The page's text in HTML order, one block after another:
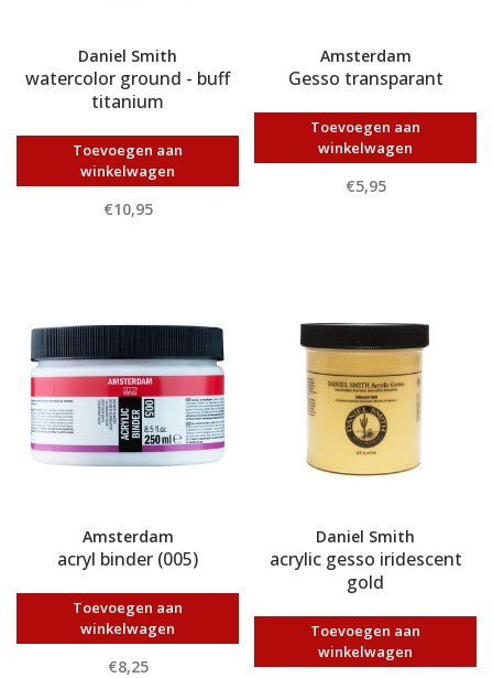
Daniel Smith
watercolor ground - buff
titanium
Toevoegen aan
winkelwagen
€10,95
Amsterdam
Gesso transparant
Toevoegen aan
winkelwagen
€5,95
Amsterdam
acryl binder (005)
Toevoegen aan
winkelwagen
€8,25
Daniel Smith
acrylic gesso iridescent
gold
Toevoegen aan
winkelwagen